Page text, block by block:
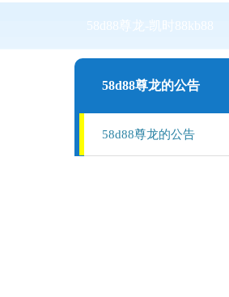
58d88尊龙-凯时88kb88
58d88尊龙的公告
58d88尊龙的公告